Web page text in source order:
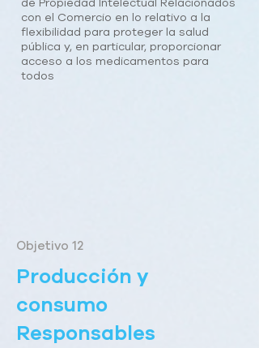
con el Comercio en lo relativo a la
flexibilidad para proteger la salud
pública y, en particular, proporcionar
acceso a los medicamentos para
todos
Objetivo 12
Producción y
consumo
Responsables